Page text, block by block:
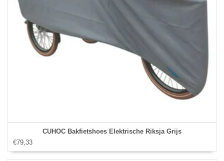
CUHOC Bakfietshoes Elektrische Riksja Grijs
€79,33